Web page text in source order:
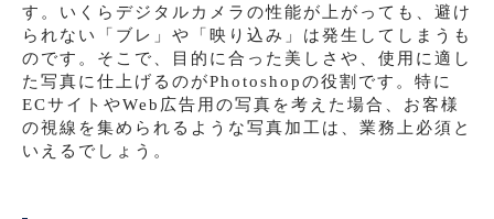
す。いくらデジタルカメラの性能が上がっても、避け
られない「ブレ」や「映り込み」は発生してしまうも
のです。そこで、目的に合った美しさや、使用に適し
た写真に仕上げるのがPhotoshopの役割です。特に
ECサイトやWeb広告用の写真を考えた場合、お客様
の視線を集められるような写真加工は、業務上必須と
いえるでしょう。